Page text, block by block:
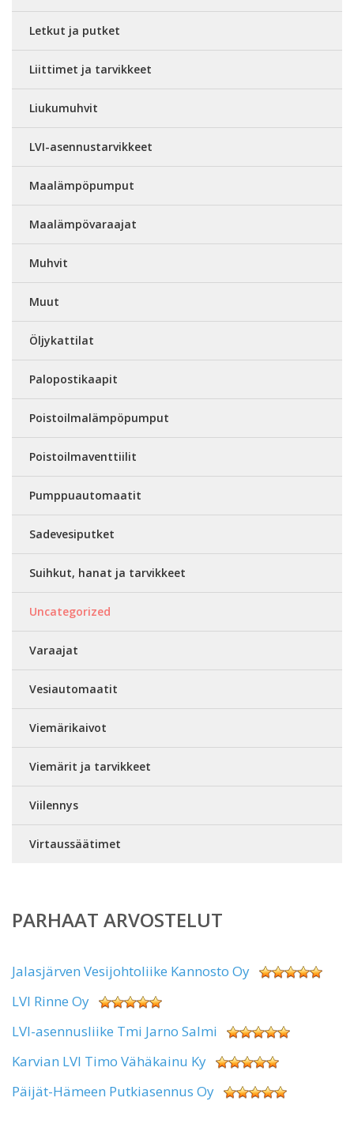
Letkut ja putket
Liittimet ja tarvikkeet
Liukumuhvit
LVI-asennustarvikkeet
Maalämpöpumput
Maalämpövaraajat
Muhvit
Muut
Öljykattilat
Palopostikaapit
Poistoilmalämpöpumput
Poistoilmaventtiilit
Pumppuautomaatit
Sadevesiputket
Suihkut, hanat ja tarvikkeet
Uncategorized
Varaajat
Vesiautomaatit
Viemärikaivot
Viemärit ja tarvikkeet
Viilennys
Virtaussäätimet
PARHAAT ARVOSTELUT
Jalasjärven Vesijohtoliike Kannosto Oy
LVI Rinne Oy
LVI-asennusliike Tmi Jarno Salmi
Karvian LVI Timo Vähäkainu Ky
Päijät-Hämeen Putkiasennus Oy